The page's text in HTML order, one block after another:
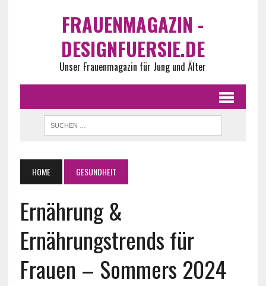
FRAUENMAGAZIN -
DESIGNFUERSIE.DE
Unser Frauenmagazin für Jung und Älter
HOME GESUNDHEIT
Ernährung &
Ernährungstrends für
Frauen – Sommers 2024